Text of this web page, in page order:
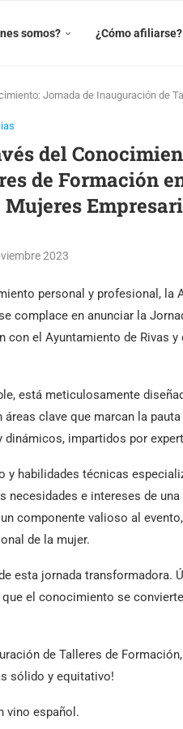
somos? ¿Cómo afiliarse?
Jornada de Inauguración de
del
de Formación
2023
personal y profesional, la
complace en anunciar la
el Ayuntamiento de Rivas y
está meticulosamente
clave que marcan la
dinámicos, impartidos por
y habilidades técnicas
necesidades e intereses de
componente valioso al
de la mujer.
esta jornada transformadora.
el conocimiento se
de Talleres de
sólido y equitativo!
vino español.